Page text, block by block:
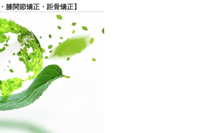
関節矯正・距骨矯正】